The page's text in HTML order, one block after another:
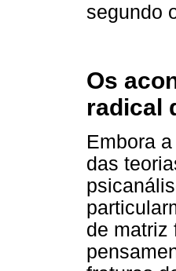
segundo
Os
radical
Embora
das
de matriz